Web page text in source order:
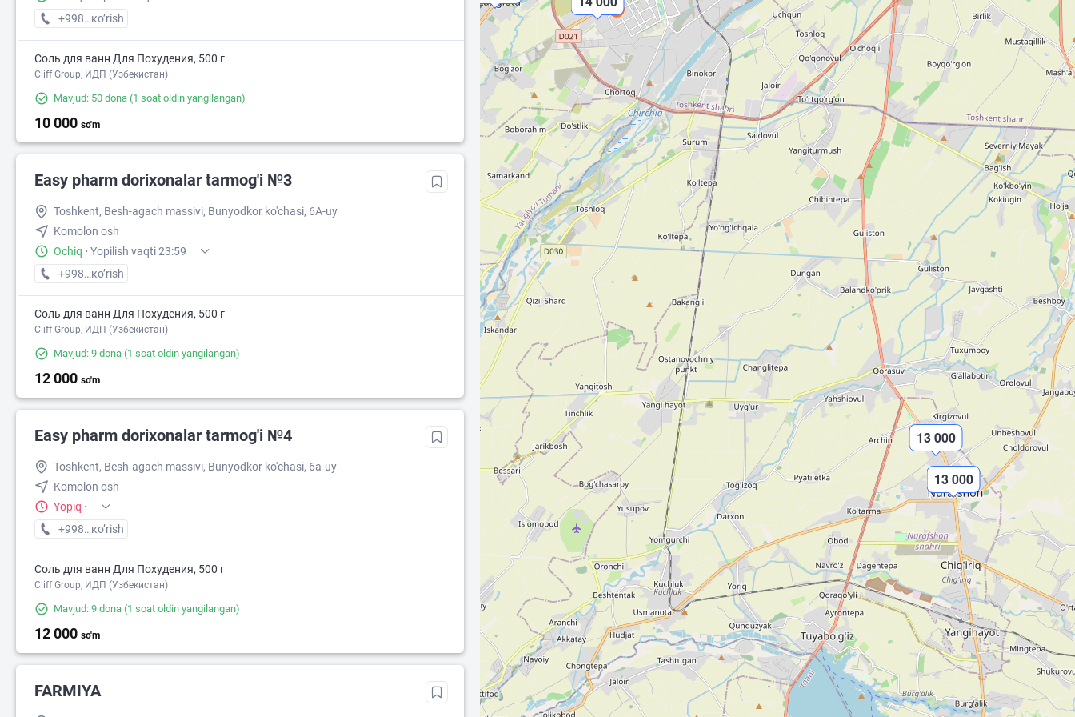
+998 (97) XXX-XX-XX
кo’rish
Соль для ванн Для Похудения, 500 г
Cliff Group, ИДП (Узбекистан)
Mavjud: 50 dona (1 soat oldin yangilangan)
10 000 so'm
Easy pharm dorixonalar tarmog'i №3
Toshkent, Besh-agach massivi, Bunyodkor ko'chasi, 6A-uy
Komolon osh
Ochiq · Yopilish vaqti 23:59
+998 (71) XXX-XX-XX
кo’rish
Соль для ванн Для Похудения, 500 г
Cliff Group, ИДП (Узбекистан)
Mavjud: 9 dona (1 soat oldin yangilangan)
12 000 so'm
Easy pharm dorixonalar tarmog'i №4
Toshkent, Besh-agach massivi, Bunyodkor ko'chasi, 6a-uy
Komolon osh
Yopiq ·
+998 (71) XXX-XX-XX
кo’rish
Соль для ванн Для Похудения, 500 г
Cliff Group, ИДП (Узбекистан)
Mavjud: 9 dona (1 soat oldin yangilangan)
12 000 so'm
FARMIYA
14 000
13 000
13 000
2